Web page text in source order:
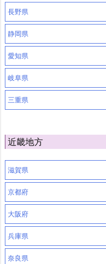
長野県
静岡県
愛知県
岐阜県
三重県
近畿地方
滋賀県
京都府
大阪府
兵庫県
奈良県